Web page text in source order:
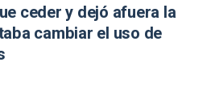
ceder y dejó afuera la
cambiar el uso de